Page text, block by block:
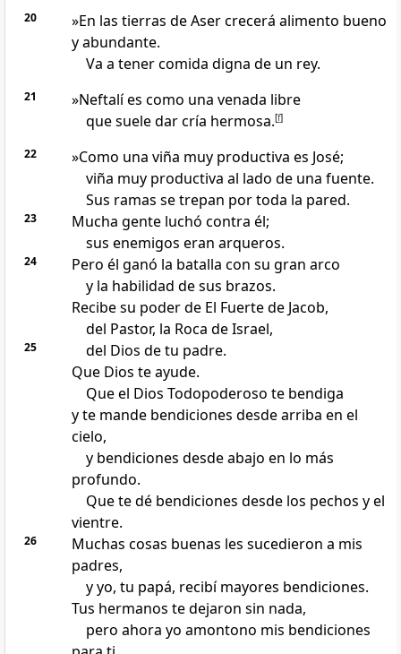
20
»En las tierras de Aser crecerá alimento bueno
y abundante.
Va a tener comida digna de un rey.
21
»Neftalí es como una venada libre
que suele dar cría hermosa.[f]
22
»Como una viña muy productiva es José;
viña muy productiva al lado de una fuente.
Sus ramas se trepan por toda la pared.
23
Mucha gente luchó contra él;
sus enemigos eran arqueros.
24
Pero él ganó la batalla con su gran arco
y la habilidad de sus brazos.
Recibe su poder de El Fuerte de Jacob,
del Pastor, la Roca de Israel,
25
del Dios de tu padre.
Que Dios te ayude.
Que el Dios Todopoderoso te bendiga
y te mande bendiciones desde arriba en el
cielo,
y bendiciones desde abajo en lo más
profundo.
Que te dé bendiciones desde los pechos y el
vientre.
26
Muchas cosas buenas les sucedieron a mis
padres,
y yo, tu papá, recibí mayores bendiciones.
Tus hermanos te dejaron sin nada,
pero ahora yo amontono mis bendiciones